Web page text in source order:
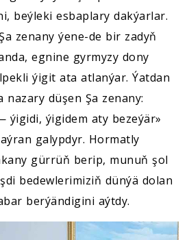
beýleki esbaplary dakýarlar.
zenany ýene-de bir zadyň
egnine gyrmyzy dony
ýigit ata atlanýar. Ýatdan
düşen Şa zenany:
ýigidi, ýigidem aty bezeýär»
galypdyr. Hormatly
gürrüň berip, munuň şol
bedewlerimiziň dünýä dolan
berýändigini aýtdy.